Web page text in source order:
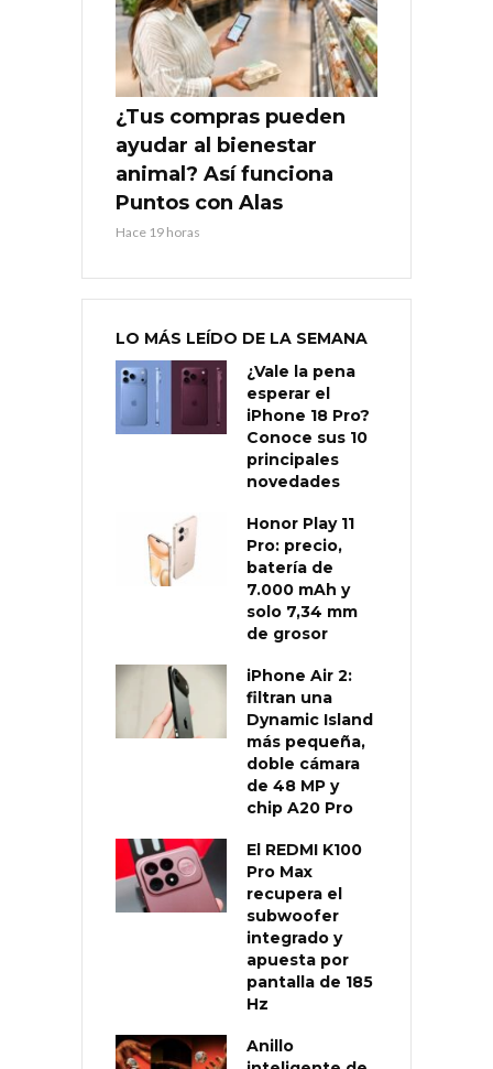
¿Tus compras pueden
ayudar al bienestar
animal? Así funciona
Puntos con Alas
Hace 19 horas
LO MÁS LEÍDO DE LA SEMANA
¿Vale la pena
esperar el
iPhone 18 Pro?
Conoce sus 10
principales
novedades
Honor Play 11
Pro: precio,
batería de
7.000 mAh y
solo 7,34 mm
de grosor
iPhone Air 2:
filtran una
Dynamic Island
más pequeña,
doble cámara
de 48 MP y
chip A20 Pro
El REDMI K100
Pro Max
recupera el
subwoofer
integrado y
apuesta por
pantalla de 185
Hz
Anillo